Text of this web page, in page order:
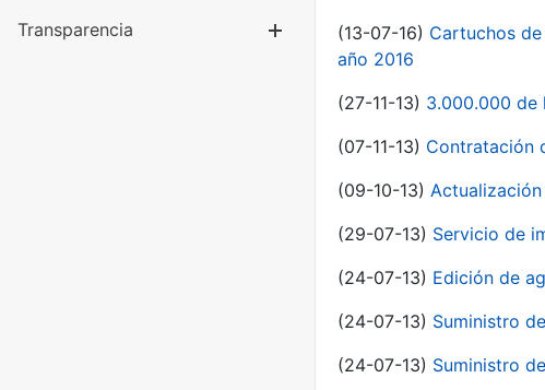
Transparencia Mostra/Amaga
(13-07-16) Cartuchos
año 2016
(27-11-13) 3.000.000 de
(07-11-13) Contratación
(09-10-13)
(29-07-13) Servicio de
(24-07-13) Edición de
(24-07-13) Suministro
(24-07-13) Suministro